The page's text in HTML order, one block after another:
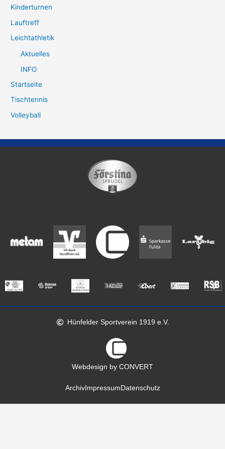
Kinderturnen
Lauftreff
Leichtathletik
Aktuelles
INFO
Startseite
Tischtennis
Volleyball
Hünfelder Sportverein 1919 e.V.
Webdesign by CONVERT
ArchivImpressum Datenschutz